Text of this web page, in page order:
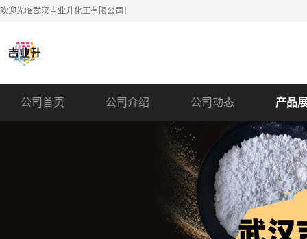
欢迎光临武汉吉业升化工有限公司！
公司首页 公司介绍 公司动态 产品